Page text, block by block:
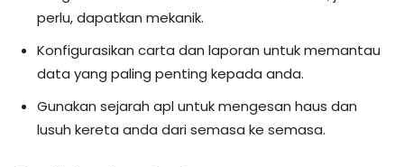
perlu, dapatkan mekanik.
Konfigurasikan carta dan laporan untuk memantau
data yang paling penting kepada anda.
Gunakan sejarah apl untuk mengesan haus dan
lusuh kereta anda dari semasa ke semasa.